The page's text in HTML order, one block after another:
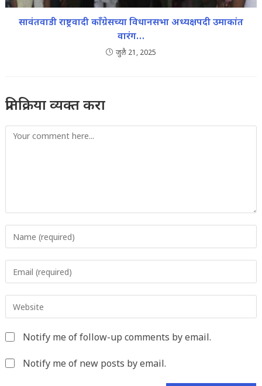
सावंतवाडी राष्ट्रवादी काँग्रेसच्या विधानसभा अध्यक्षपदी उमाकांत
वारंग…
जुलै 21, 2025
प्रतिक्रिया व्यक्त करा
Comment
your
username
to
comment
your
address
to
comment
your
URL
Notify me of follow-up comments by email.
Notify me of new posts by email.